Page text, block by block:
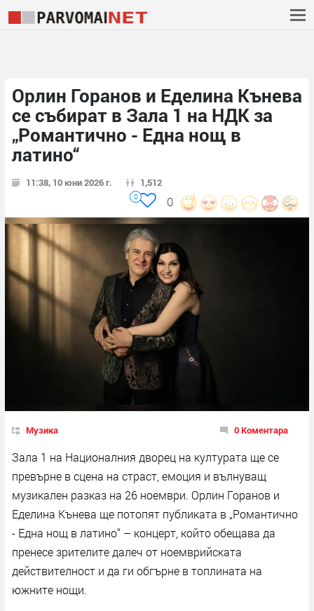
Орлин Горанов и Еделина Кънева
се събират в Зала 1 на НДК за
„Романтично - Една нощ в
латино“
11:38, 10 юни 2026 г. 1,512
0
0
Музика 0 Коментара
Зала 1 на Националния дворец на културата ще се
превърне в сцена на страст, емоция и вълнуващ
музикален разказ на 26 ноември. Орлин Горанов и
Еделина Кънева ще потопят публиката в „Романтично
- Една нощ в латино“ – концерт, който обещава да
пренесе зрителите далеч от ноемврийската
действителност и да ги обгърне в топлината на
южните нощи.